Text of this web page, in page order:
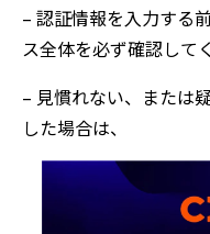
– 認証情報を入力する
ス全体を必ず確認して
– 見慣れない、または
した場合は、